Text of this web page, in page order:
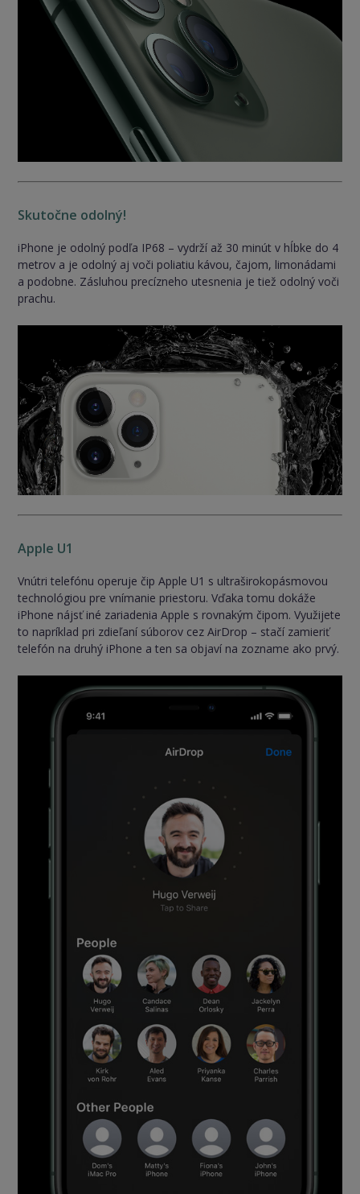
Skutočne odolný!
iPhone je odolný podľa IP68 – vydrží až 30 minút v hĺbke do 4
metrov a je odolný aj voči poliatiu kávou, čajom, limonádami
a podobne. Zásluhou precízneho utesnenia je tiež odolný voči
prachu.
Apple U1
Vnútri telefónu operuje čip Apple U1 s ultraširokopásmovou
technológiou pre vnímanie priestoru. Vďaka tomu dokáže
iPhone nájsť iné zariadenia Apple s rovnakým čipom. Využijete
to napríklad pri zdieľaní súborov cez AirDrop – stačí zamieriť
telefón na druhý iPhone a ten sa objaví na zozname ako prvý.